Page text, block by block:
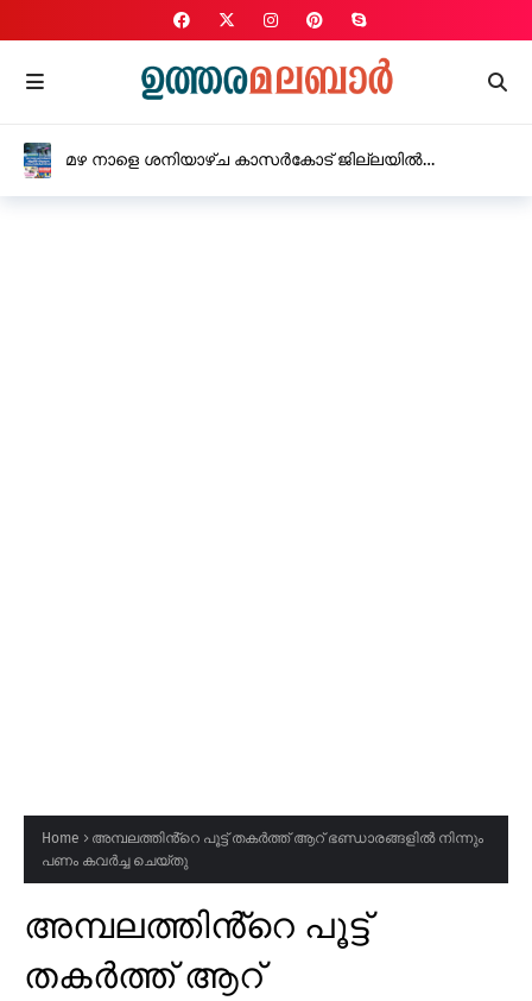
മഴ നാളെ ശനിയാഴ്ച കാസർകോട് ജില്ലയിൽ
Home
അമ്പലത്തിൻ്റെ പൂട്ട് തകർത്ത് ആറ് ഭണ്ഡാരങ്ങളിൽ നിന്നും
പണം കവർച്ച ചെയ്തു
അമ്പലത്തിൻ്റെ പൂട്ട്
തകർത്ത് ആറ്